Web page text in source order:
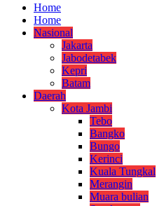
Home
Home
Nasional
Jakarta
Jabodetabek
Kepri
Batam
Daerah
Kota Jambi
Tebo
Bangko
Bungo
Kerinci
Kuala Tungkal
Merangin
Muara bulian